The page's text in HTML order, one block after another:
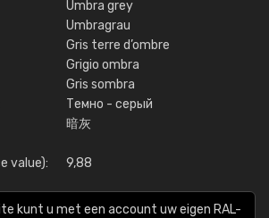
Umbra grey
Umbragrau
Gris terre d’ombre
Grigio ombra
Gris sombra
Темно - серый
暗灰
value): 9,88
kunt u met een account uw eigen RAL-